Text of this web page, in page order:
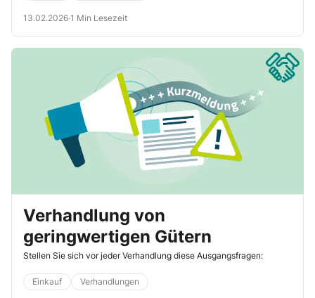
13.02.2026·1 Min Lesezeit
Verhandlung von
geringwertigen Gütern
Stellen Sie sich vor jeder Verhandlung diese Ausgangsfragen:
Einkauf Verhandlungen